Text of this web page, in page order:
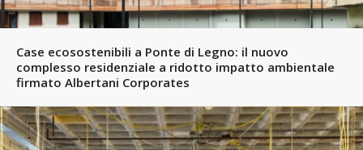
Case ecosostenibili a Ponte di Legno: il nuovo
complesso residenziale a ridotto impatto ambientale
firmato Albertani Corporates